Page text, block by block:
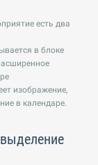
есть два
в блоке
изображение,
в календаре.